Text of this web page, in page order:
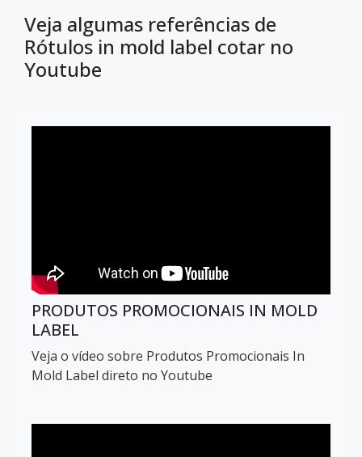
Veja algumas referências de
Rótulos in mold label cotar no
Youtube
PRODUTOS PROMOCIONAIS IN MOLD
LABEL
Veja o vídeo sobre Produtos Promocionais In
Mold Label direto no Youtube